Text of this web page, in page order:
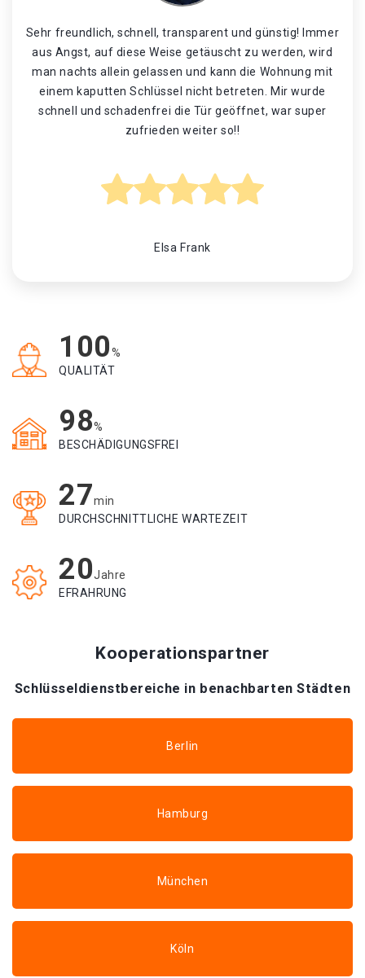
Sehr freundlich, schnell, transparent und günstig! Immer
aus Angst, auf diese Weise getäuscht zu werden, wird
man nachts allein gelassen und kann die Wohnung mit
einem kaputten Schlüssel nicht betreten. Mir wurde
schnell und schadenfrei die Tür geöffnet, war super
zufrieden weiter so!!
Elsa Frank
100%
QUALITÄT
98%
BESCHÄDIGUNGSFREI
27min
DURCHSCHNITTLICHE WARTEZEIT
20Jahre
EFRAHRUNG
Kooperationspartner
Schlüsseldienstbereiche in benachbarten Städten
Berlin
Hamburg
München
Köln